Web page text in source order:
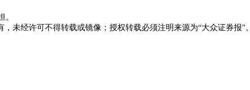
未经许可不得转载或镜像；授权转载必须注明来源为“大众证券报”。